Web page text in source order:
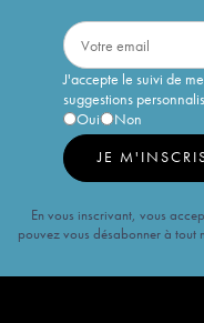
J'accepte le suivi de
suggestions
Oui
Non
JE
En vous inscrivant, vous
pouvez vous désabonner à tout